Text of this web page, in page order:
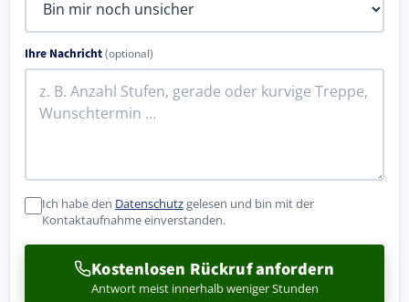
Ihre Nachricht(optional)
Ich habe den Datenschutzgelesen und bin mit der
Kontaktaufnahme einverstanden.
Kostenlosen Rückruf anfordern
Antwort meist innerhalb weniger Stunden